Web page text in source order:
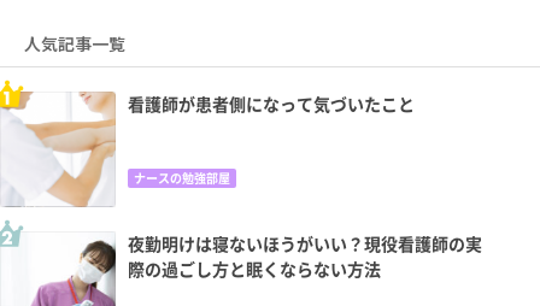
人気記事一覧
看護師が患者側になって気づいたこと
ナースの勉強部屋
夜勤明けは寝ないほうがいい？現役看護師の実
際の過ごし方と眠くならない方法